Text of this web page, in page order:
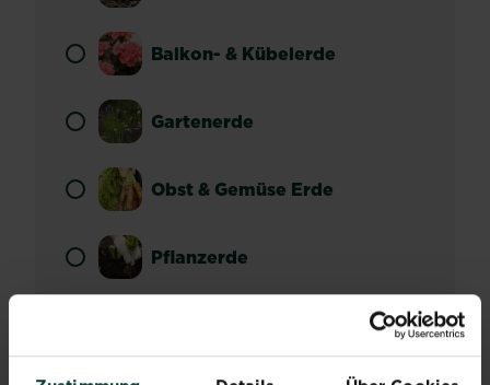
Balkon- & Kübelerde
Gartenerde
Obst & Gemüse Erde
Pflanzerde